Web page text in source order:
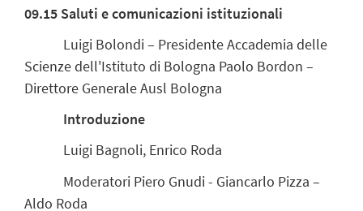
09.15 Saluti e comunicazioni istituzionali
Luigi Bolondi – Presidente Accademia delle
Scienze dell'Istituto di Bologna Paolo Bordon –
Direttore Generale Ausl Bologna
Introduzione
Luigi Bagnoli, Enrico Roda
Moderatori Piero Gnudi - Giancarlo Pizza –
Aldo Roda